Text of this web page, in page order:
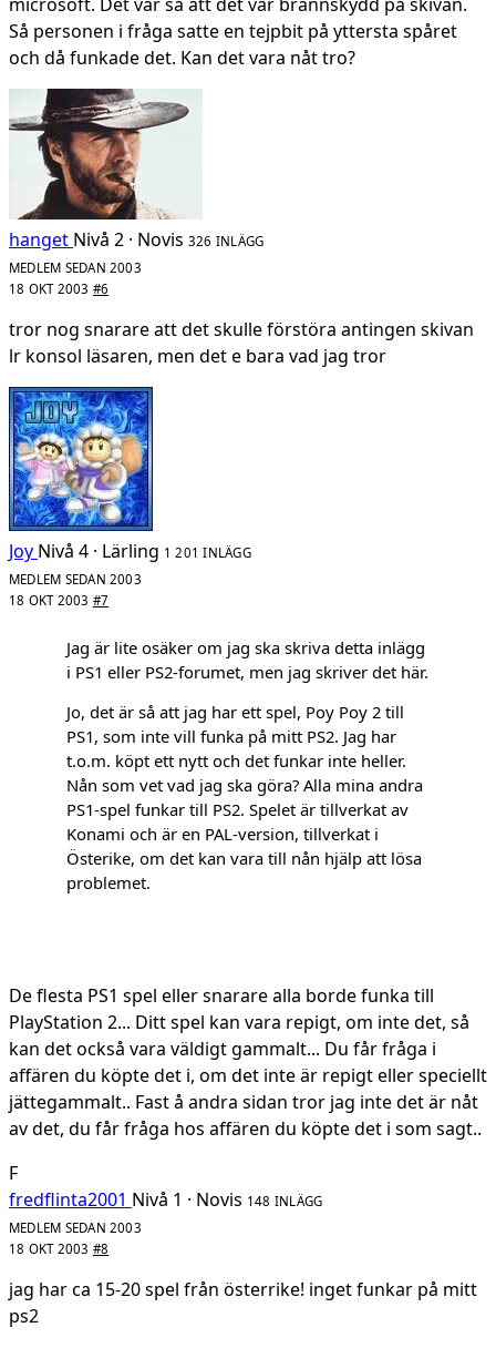
Så personen i fråga satte en tejpbit på yttersta spåret
och då funkade det. Kan det vara nåt tro?
hanget Nivå 2 · Novis 326 INLÄGG
MEDLEM SEDAN 2003
18 OKT 2003 #6
tror nog snarare att det skulle förstöra antingen skivan
lr konsol läsaren, men det e bara vad jag tror
Joy Nivå 4 · Lärling 1 201 INLÄGG
MEDLEM SEDAN 2003
18 OKT 2003 #7
Jag är lite osäker om jag ska skriva detta inlägg
i PS1 eller PS2-forumet, men jag skriver det här.
Jo, det är så att jag har ett spel, Poy Poy 2 till
PS1, som inte vill funka på mitt PS2. Jag har
t.o.m. köpt ett nytt och det funkar inte heller.
Nån som vet vad jag ska göra? Alla mina andra
PS1-spel funkar till PS2. Spelet är tillverkat av
Konami och är en PAL-version, tillverkat i
Österike, om det kan vara till nån hjälp att lösa
problemet.
De flesta PS1 spel eller snarare alla borde funka till
PlayStation 2... Ditt spel kan vara repigt, om inte det, så
kan det också vara väldigt gammalt... Du får fråga i
affären du köpte det i, om det inte är repigt eller speciellt
jättegammalt.. Fast å andra sidan tror jag inte det är nåt
av det, du får fråga hos affären du köpte det i som sagt..
F
fredflinta2001 Nivå 1 · Novis 148 INLÄGG
MEDLEM SEDAN 2003
18 OKT 2003 #8
jag har ca 15-20 spel från österrike! inget funkar på mitt
ps2